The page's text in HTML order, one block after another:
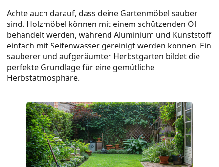
Achte auch darauf, dass deine Gartenmöbel sauber
sind. Holzmöbel können mit einem schützenden Öl
behandelt werden, während Aluminium und Kunststoff
einfach mit Seifenwasser gereinigt werden können. Ein
sauberer und aufgeräumter Herbstgarten bildet die
perfekte Grundlage für eine gemütliche
Herbstatmosphäre.